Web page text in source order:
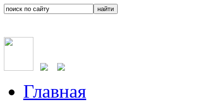
Главная